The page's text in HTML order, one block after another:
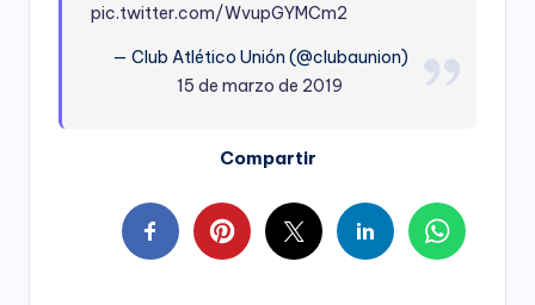
pic.twitter.com/WvupGYMCm2
— Club Atlético Unión (@clubaunion)
15 de marzo de 2019
Compartir